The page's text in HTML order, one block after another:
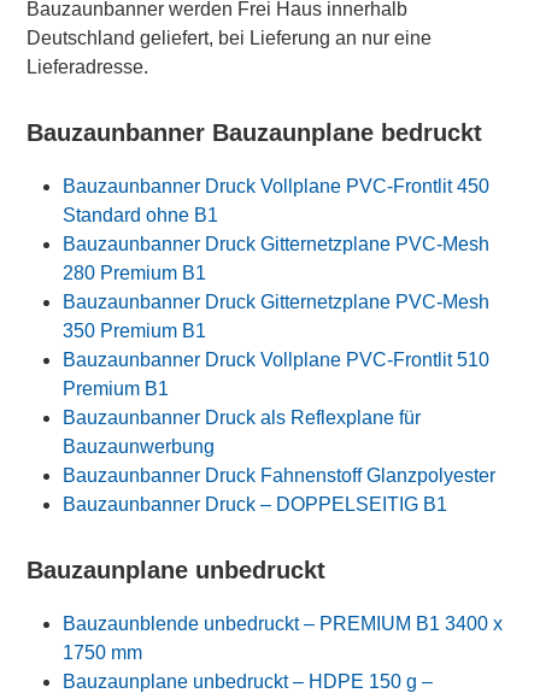
Bauzaunbanner werden Frei Haus innerhalb
Deutschland geliefert, bei Lieferung an nur eine
Lieferadresse.
Bauzaunbanner Bauzaunplane bedruckt
Bauzaunbanner Druck Vollplane PVC-Frontlit 450
Standard ohne B1
Bauzaunbanner Druck Gitternetzplane PVC-Mesh
280 Premium B1
Bauzaunbanner Druck Gitternetzplane PVC-Mesh
350 Premium B1
Bauzaunbanner Druck Vollplane PVC-Frontlit 510
Premium B1
Bauzaunbanner Druck als Reflexplane für
Bauzaunwerbung
Bauzaunbanner Druck Fahnenstoff Glanzpolyester
Bauzaunbanner Druck – DOPPELSEITIG B1
Bauzaunplane unbedruckt
Bauzaunblende unbedruckt – PREMIUM B1 3400 x
1750 mm
Bauzaunplane unbedruckt – HDPE 150 g –